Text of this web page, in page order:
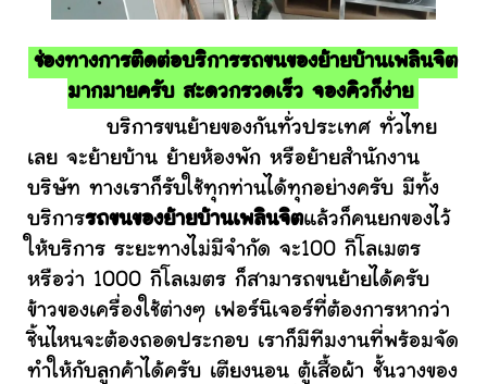
ช่องทางการติดต่อบริการรถขนของย้ายบ้านเพลินจิต
มากมายครับ สะดวกรวดเร็ว จองคิวก็ง่าย
บริการขนย้ายของกันทั่วประเทศ ทั่วไทย
เลย จะย้ายบ้าน ย้ายห้องพัก หรือย้ายสำนักงาน
บริษัท ทางเราก็รับใช้ทุกท่านได้ทุกอย่างครับ มีทั้ง
บริการรถขนของย้ายบ้านเพลินจิตแล้วก็คนยกของไว้
ให้บริการ ระยะทางไม่มีจำกัด จะ100 กิโลเมตร
หรือว่า 1000 กิโลเมตร ก็สามารถขนย้ายได้ครับ
ข้าวของเครื่องใช้ต่างๆ เฟอร์นิเจอร์ที่ต้องการหากว่า
ชิ้นไหนจะต้องถอดประกอบ เราก็มีทีมงานที่พร้อมจัด
ทำให้กับลูกค้าได้ครับ เตียงนอน ตู้เสื้อผ้า ชั้นวางของ